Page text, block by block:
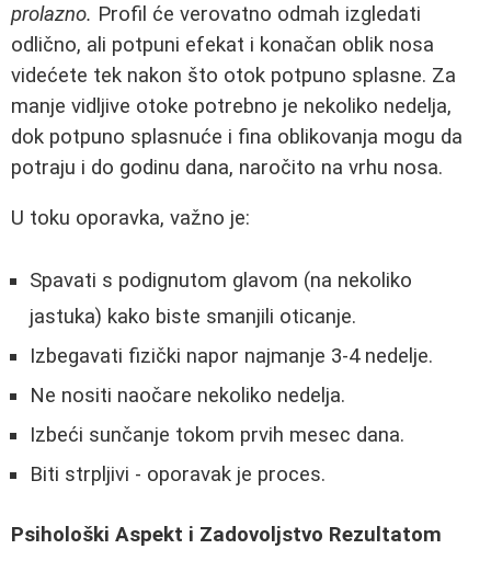
prolazno. Profil će verovatno odmah izgledati
odlično, ali potpuni efekat i konačan oblik nosa
videćete tek nakon što otok potpuno splasne. Za
manje vidljive otoke potrebno je nekoliko nedelja,
dok potpuno splasnuće i fina oblikovanja mogu da
potraju i do godinu dana, naročito na vrhu nosa.
U toku oporavka, važno je:
Spavati s podignutom glavom (na nekoliko
jastuka) kako biste smanjili oticanje.
Izbegavati fizički napor najmanje 3-4 nedelje.
Ne nositi naočare nekoliko nedelja.
Izbeći sunčanje tokom prvih mesec dana.
Biti strpljivi - oporavak je proces.
Psihološki Aspekt i Zadovoljstvo Rezultatom